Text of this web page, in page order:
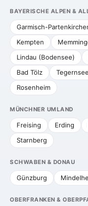
BAYERISCHE ALPEN &
Garmisch-
Kempten
Lindau (Bodensee)
Bad Tölz
Tegernsee
Rosenheim
MÜNCHNER UMLAND
Freising Erding
Starnberg
SCHWABEN & DONAU
Günzburg
OBERFRANKEN &